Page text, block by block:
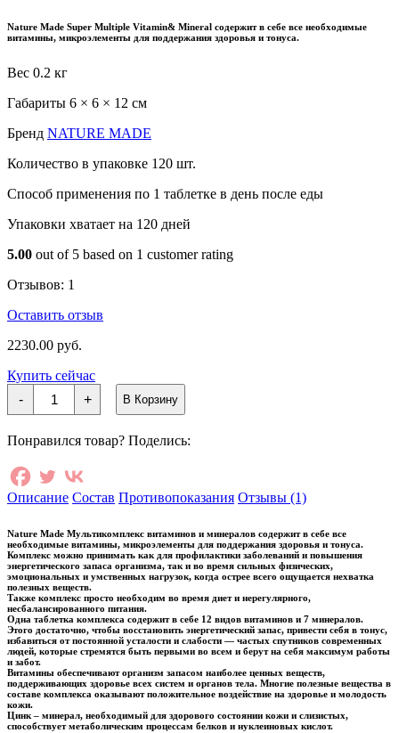
Nature Made Super Multiple Vitamin& Mineral содержит в себе все необходимые
витамины, микроэлементы для поддержания здоровья и тонуса.
Вес 0.2 кг
Габариты 6 × 6 × 12 см
Бренд NATURE MADE
Количество в упаковке 120 шт.
Способ применения по 1 таблетке в день после еды
Упаковки хватает на 120 дней
5.00 out of 5 based on 1 customer rating
Отзывов: 1
Оставить отзыв
2230.00 руб.
Купить сейчас
-
Количество
товара
Nature
Мультикомплекс
и
минералов
+ В Корзину
Понравился товар? Поделись:
Описание Состав Противопоказания Отзывы (1)
Nature Made Мультикомплекс витаминов и минералов содержит в себе все
необходимые витамины, микроэлементы для поддержания здоровья и тонуса.
Комплекс можно принимать как для профилактики заболеваний и повышения
энергетического запаса организма, так и во время сильных физических,
эмоциональных и умственных нагрузок, когда острее всего ощущается нехватка
полезных веществ.
Также комплекс просто необходим во время диет и нерегулярного,
несбалансированного питания.
Одна таблетка комплекса содержит в себе 12 видов витаминов и 7 минералов.
Этого достаточно, чтобы восстановить энергетический запас, привести себя в тонус,
избавиться от постоянной усталости и слабости — частых спутников современных
людей, которые стремятся быть первыми во всем и берут на себя максимум работы
и забот.
Витамины обеспечивают организм запасом наиболее ценных веществ,
поддерживающих здоровье всех систем и органов тела. Многие полезные вещества в
составе комплекса оказывают положительное воздействие на здоровье и молодость
кожи.
Цинк – минерал, необходимый для здорового состоянии кожи и слизистых,
способствует метаболическим процессам белков и нуклеиновых кислот.